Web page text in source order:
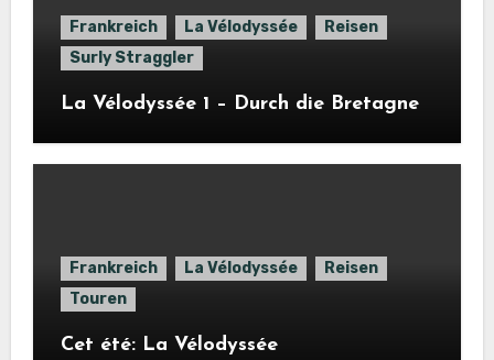
Frankreich La Vélodyssée
Reisen
Surly Straggler
La Vélodyssée 1 – Durch die Bretagne
Frankreich La Vélodyssée
Reisen
Touren
Cet été: La Vélodyssée